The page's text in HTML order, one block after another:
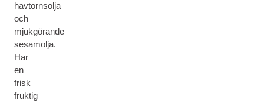
havtornsolja
och
mjukgörande
sesamolja.
Har
en
frisk
fruktig